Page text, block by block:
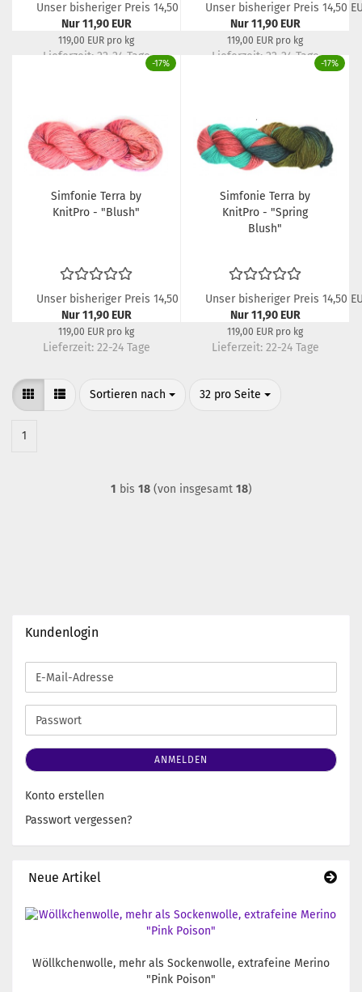
Unser bisheriger Preis 14,50 EUR
Nur 11,90 EUR
119,00 EUR pro kg
Lieferzeit: 22-24 Tage
Unser bisheriger Preis 14,50
Nur 11,90 EUR
119,00 EUR pro kg
Lieferzeit: 22-24 Tage
-17%
Simfonie Terra by
KnitPro - "Blush"
Unser bisheriger Preis 14,50 EUR
Nur 11,90 EUR
119,00 EUR pro kg
Lieferzeit: 22-24 Tage
-17%
Simfonie Terra by
KnitPro - "Spring
Blush"
Unser bisheriger Preis 14,50
Nur 11,90 EUR
119,00 EUR pro kg
Lieferzeit: 22-24 Tage
Sortieren nach
Sortieren nach 32 pro Seite
pro Seite
1
1 bis 18(von insgesamt 18)
Kundenlogin
E-
Mail-
Adresse
Passwort
ANMELDEN
Konto erstellen
Passwort vergessen?
Neue Artikel
Wöllkchenwolle, mehr als Sockenwolle, extrafeine Merino
"Pink Poison"